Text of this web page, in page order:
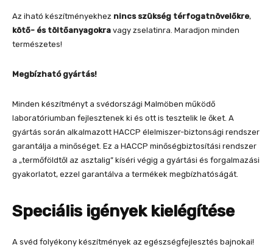
Az iható készítményekhez nincs szükség térfogatnövelőkre,
kötő- és töltőanyagokra vagy zselatinra. Maradjon minden
természetes!
Megbízható gyártás!
Minden készítményt a svédországi Malmöben működő
laboratóriumban fejlesztenek ki és ott is tesztelik le őket. A
gyártás során alkalmazott HACCP élelmiszer-biztonsági rendszer
garantálja a minőséget. Ez a HACCP minőségbiztosítási rendszer
a „termőföldtől az asztalig” kíséri végig a gyártási és forgalmazási
gyakorlatot, ezzel garantálva a termékek megbízhatóságát.
Speciális igények kielégítése
A svéd folyékony készítmények az egészségfejlesztés bajnokai!